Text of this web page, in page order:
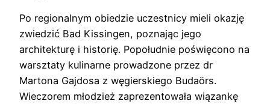
Po regionalnym obiedzie uczestnicy mieli okazję
zwiedzić Bad Kissingen, poznając jego
architekturę i historię. Popołudnie poświęcono na
warsztaty kulinarne prowadzone przez dr
Martona Gajdosa z węgierskiego Budaörs.
Wieczorem młodzież zaprezentowała wiązankę